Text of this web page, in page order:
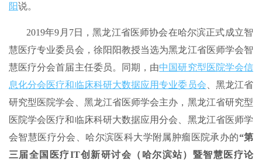
阳说。
2019年9月7日，黑龙江省医师协会在哈尔滨正式成立智
慧医疗专业委员会，徐阳阳教授当选为黑龙江省医师学会智
慧医疗分会首届主任委员。同期，由中国研究型医院学会信
息化分会医疗和临床科研大数据应用专业委员会 、黑龙江省
研究型医院学会、黑龙江省医师学会主办，黑龙江省研究型
医院学会医疗和临床科研大数据应用分会、黑龙江省医师学
会智慧医疗分会、哈尔滨医科大学附属肿瘤医院承办的“第
三届全国医疗IT创新研讨会（哈尔滨站）暨智慧医疗论